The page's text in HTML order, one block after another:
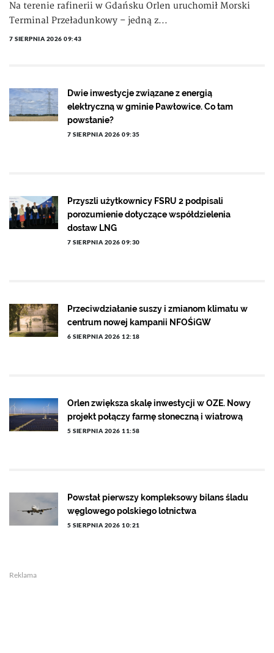
Na terenie rafinerii w Gdańsku Orlen uruchomił Morski
Terminal Przeładunkowy – jedną z...
7 SIERPNIA 2026 09:43
Dwie inwestycje związane z energią
elektryczną w gminie Pawłowice. Co tam
powstanie?
7 SIERPNIA 2026 09:35
Przyszli użytkownicy FSRU 2 podpisali
porozumienie dotyczące współdzielenia
dostaw LNG
7 SIERPNIA 2026 09:30
Przeciwdziałanie suszy i zmianom klimatu w
centrum nowej kampanii NFOŚiGW
6 SIERPNIA 2026 12:18
Orlen zwiększa skalę inwestycji w OZE. Nowy
projekt połączy farmę słoneczną i wiatrową
5 SIERPNIA 2026 11:58
Powstał pierwszy kompleksowy bilans śladu
węglowego polskiego lotnictwa
5 SIERPNIA 2026 10:21
Reklama